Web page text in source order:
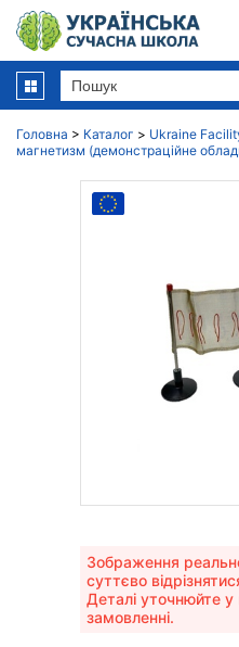
Головна > Каталог > Ukraine
магнетизм (демонстраційне
Зображення
суттєво
Деталі уточнюйте
замовленні.